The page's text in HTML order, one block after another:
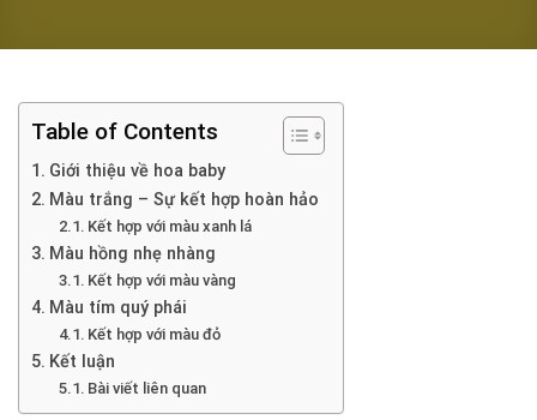
Table of Contents
Giới thiệu về hoa baby
Màu trắng – Sự kết hợp hoàn hảo
Kết hợp với màu xanh lá
Màu hồng nhẹ nhàng
Kết hợp với màu vàng
Màu tím quý phái
Kết hợp với màu đỏ
Kết luận
Bài viết liên quan